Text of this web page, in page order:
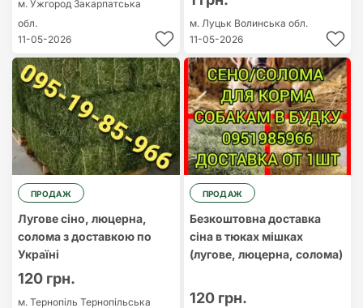
м. Ужгород Закарпатська
обл.
11-05-2026
м. Луцьк Волинська обл.
11-05-2026
ПРОДАЖ
Лугове сіно, люцерна,
солома з доставкою по
Україні
120 грн.
м. Тернопіль Тернопільська
ПРОДАЖ
Безкоштовна доставка
сіна в тюках мішках
(лугове, люцерна, солома)
120 грн.